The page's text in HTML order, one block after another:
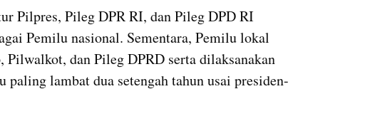
Pilpres, Pileg DPR RI, dan Pileg DPD RI
Pemilu nasional. Sementara, Pemilu lokal
dan Pileg DPRD serta dilaksanakan
paling lambat dua setengah tahun usai presiden-